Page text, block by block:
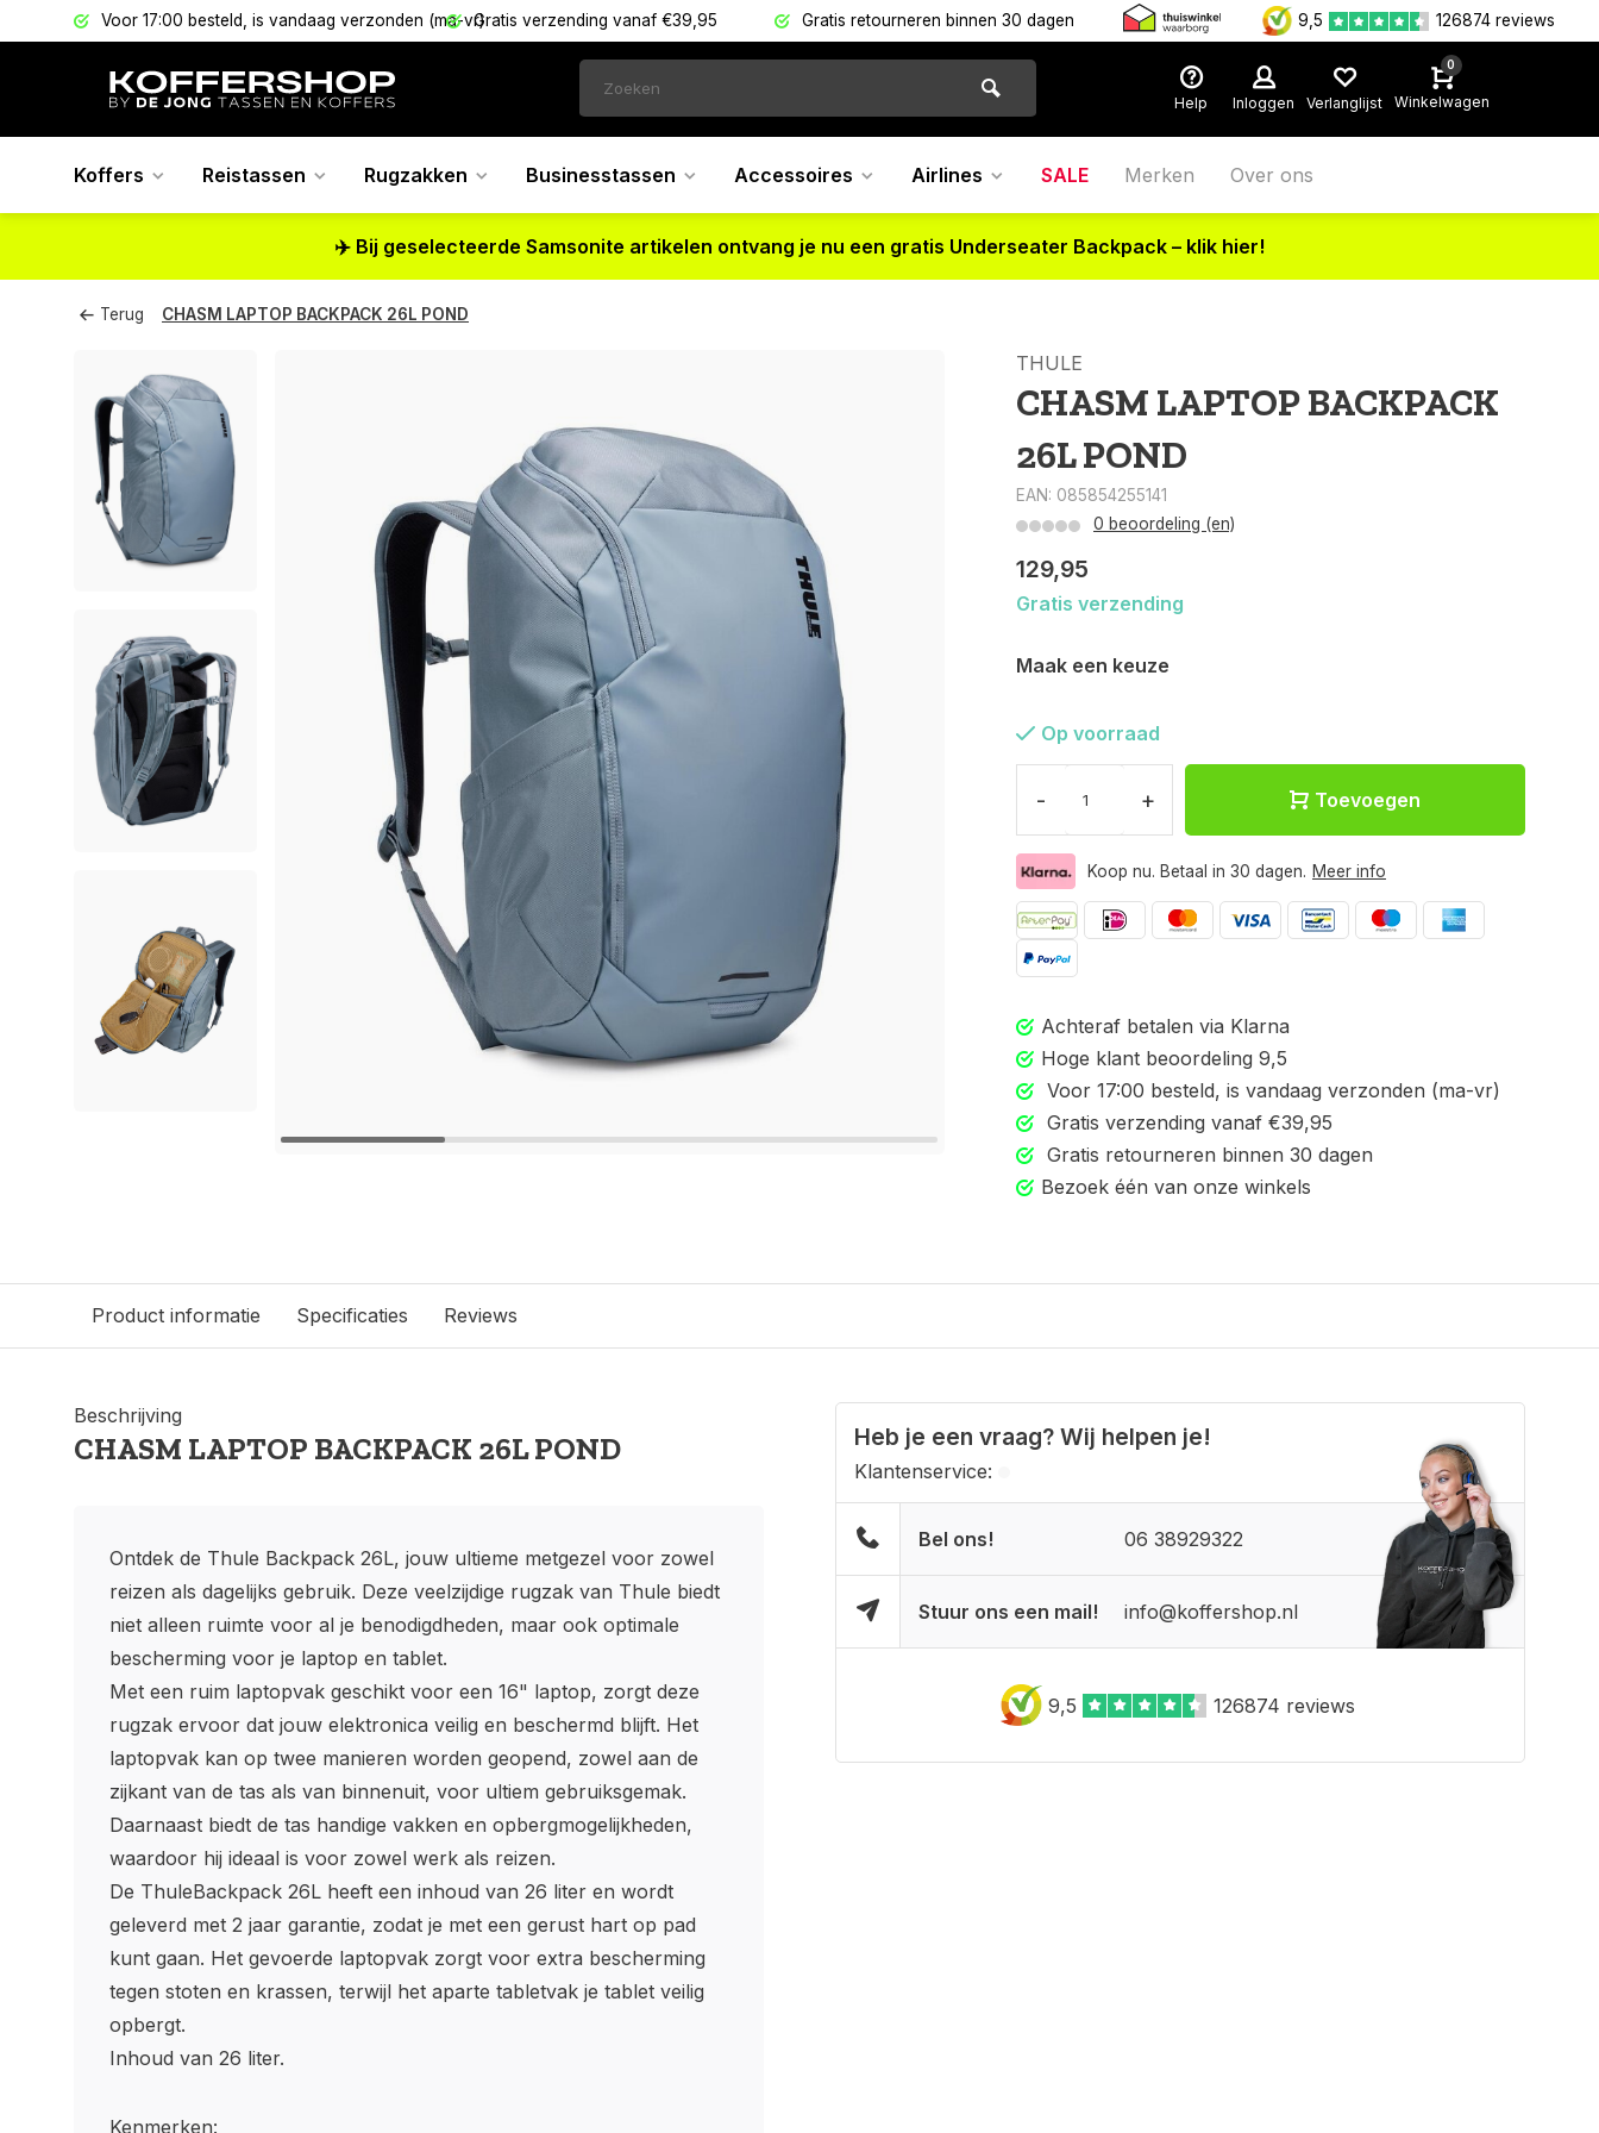
Voor 17:00 besteld, is vandaag verzonden (ma-vr)Gratis verzending vanaf €39,95 Gratis retourneren binnen 30 dagen 9,5 126874 reviews
Help Inloggen Verlanglijst
0
Winkelwagen
Koffers Reistassen Rugzakken Businesstassen Accessoires Airlines SALE Merken Over ons
✈️ Bij geselecteerde Samsonite artikelen ontvang je nu een gratis Underseater Backpack – klik hier!
Terug CHASM LAPTOP BACKPACK 26L POND
THULE
CHASM LAPTOP BACKPACK
26L POND
EAN: 085854255141
0 beoordeling (en)
129,95
Gratis verzending
Maak een keuze
Op voorraad
- + Toevoegen
Koop nu. Betaal in 30 dagen. Meer info
Achteraf betalen via Klarna
Hoge klant beoordeling 9,5
Voor 17:00 besteld, is vandaag verzonden (ma-vr)
Gratis verzending vanaf €39,95
Gratis retourneren binnen 30 dagen
Bezoek één van onze winkels
Product informatie Specificaties Reviews
Beschrijving
CHASM LAPTOP BACKPACK 26L POND
Ontdek de Thule Backpack 26L, jouw ultieme metgezel voor zowel
reizen als dagelijks gebruik. Deze veelzijdige rugzak van Thule biedt
niet alleen ruimte voor al je benodigdheden, maar ook optimale
bescherming voor je laptop en tablet.
Met een ruim laptopvak geschikt voor een 16" laptop, zorgt deze
rugzak ervoor dat jouw elektronica veilig en beschermd blijft. Het
laptopvak kan op twee manieren worden geopend, zowel aan de
zijkant van de tas als van binnenuit, voor ultiem gebruiksgemak.
Daarnaast biedt de tas handige vakken en opbergmogelijkheden,
waardoor hij ideaal is voor zowel werk als reizen.
De ThuleBackpack 26L heeft een inhoud van 26 liter en wordt
geleverd met 2 jaar garantie, zodat je met een gerust hart op pad
kunt gaan. Het gevoerde laptopvak zorgt voor extra bescherming
tegen stoten en krassen, terwijl het aparte tabletvak je tablet veilig
opbergt.
Inhoud van 26 liter.
Kenmerken:
Heb je een vraag? Wij helpen je!
Klantenservice:
Bel ons! 06 38929322
Stuur ons een mail! info@koffershop.nl
9,5 126874 reviews